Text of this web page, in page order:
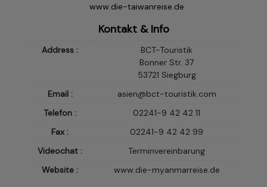
www.die-taiwanreise.de
Kontakt & Info
Address :
BCT-Touristik
Bonner Str. 37
53721 Siegburg
Email :
asien@bct-touristik.com
Telefon :
02241-9 42 42 11
Fax :
02241-9 42 42 99
Videochat :
Terminvereinbarung
Website :
www.die-myanmarreise.de